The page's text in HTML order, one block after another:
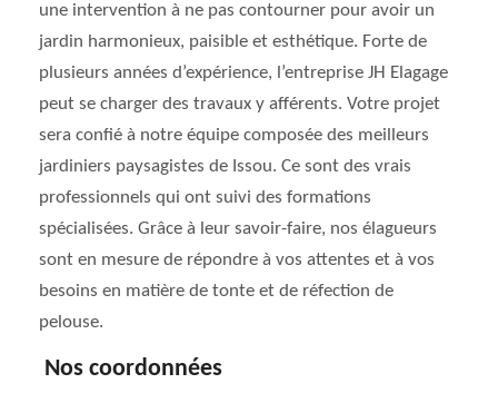
une intervention à ne pas contourner pour avoir un
jardin harmonieux, paisible et esthétique. Forte de
plusieurs années d’expérience, l’entreprise JH Elagage
peut se charger des travaux y afférents. Votre projet
sera confié à notre équipe composée des meilleurs
jardiniers paysagistes de Issou. Ce sont des vrais
professionnels qui ont suivi des formations
spécialisées. Grâce à leur savoir-faire, nos élagueurs
sont en mesure de répondre à vos attentes et à vos
besoins en matière de tonte et de réfection de
pelouse.
Nos coordonnées